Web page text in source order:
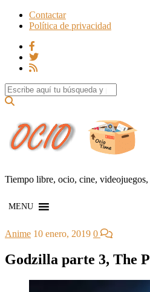
Contactar
Política de privacidad
Search for:
Tiempo libre, ocio, cine,
MENU
Anime 10 enero, 2019 0
Godzilla parte 3, The